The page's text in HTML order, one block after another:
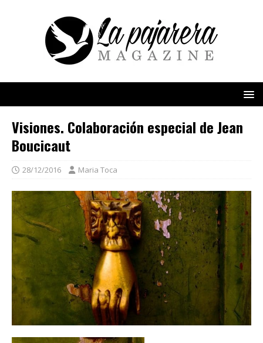
Visiones. Colaboración especial de Jean
Boucicaut
28/12/2016 Maria Toca